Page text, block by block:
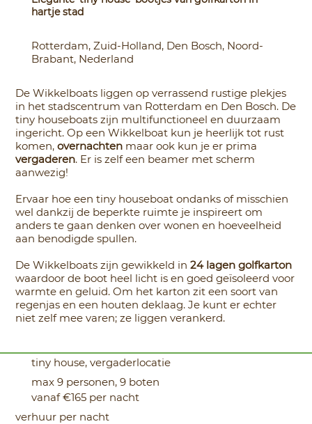
hartje stad
De Wikkelboats liggen op verrassend rustige plekjes
in het stadscentrum van Rotterdam en Den Bosch. De
tiny houseboats zijn multifunctioneel en duurzaam
ingericht. Op een Wikkelboat kun je heerlijk tot rust
komen,overnachten maar ook kun je er prima
vergaderen. Er is zelf een beamer met scherm
aanwezig!
Ervaar hoe een tiny houseboat ondanks of misschien
wel dankzij de beperkte ruimte je inspireert om
anders te gaan denken over wonen en hoeveelheid
aan benodigde spullen.
De Wikkelboats zijn gewikkeld in 24 lagen golfkarton
waardoor de boot heel licht is en goed geïsoleerd voor
warmte en geluid. Om het karton zit een soort van
regenjas en een houten deklaag. Je kunt er echter
niet zelf mee varen; ze liggen verankerd.
Rotterdam, Zuid-Holland, Den Bosch, Noord-
Brabant, Nederland
max 9 personen, 9 boten
vanaf €165 per nacht
verhuur per nacht
tiny house, vergaderlocatie